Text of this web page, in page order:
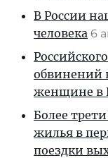
В России
человека 6
обвинений
женщине в
Более
жилья в
поездки